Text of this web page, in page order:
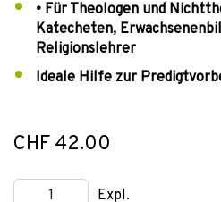
• Für Theologen und
Katecheten,
Religionslehrer
Ideale Hilfe zur
CHF 42.00
Expl.